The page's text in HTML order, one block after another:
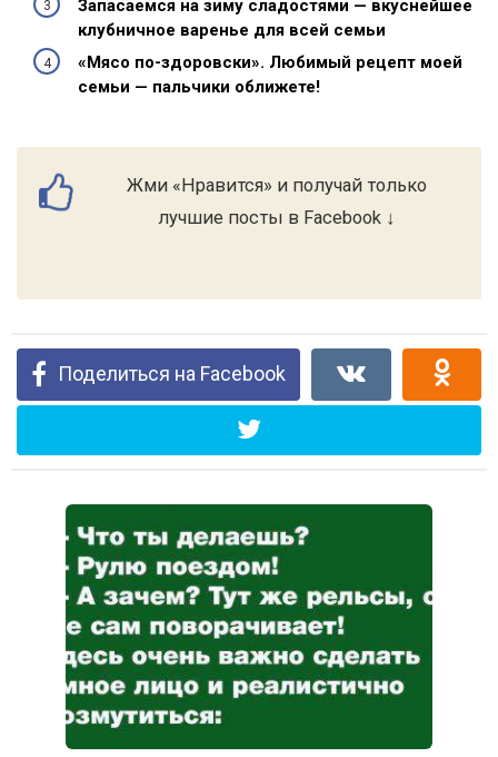
Запасаемся на зиму сладостями — вкуснейшее
клубничное варенье для всей семьи
«Мясо по-здоровски». Любимый рецепт моей
семьи — пальчики оближете!
Жми «Нравится» и получай только
лучшие посты в Facebook ↓
Поделиться на Facebook